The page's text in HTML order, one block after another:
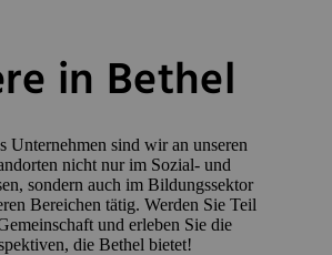
in Bethel
Unternehmen sind wir an unseren
nicht nur im Sozial- und
sondern auch im Bildungssektor
Bereichen tätig. Werden Sie Teil
und erleben Sie die
die Bethel bietet!